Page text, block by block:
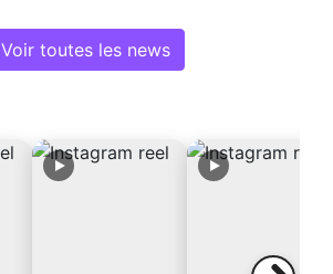
Voir toutes les news